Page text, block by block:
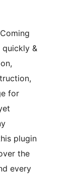
quickly &
for
plugin
the
every